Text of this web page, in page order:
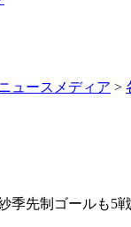
ュースメディア >
季先制ゴールも5